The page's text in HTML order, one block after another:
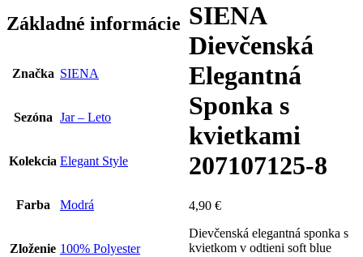
SIENA
Dievčenská
Elegantná
Sponka s
kvietkami
207107125-8
4,90 €
Dievčenská elegantná sponka s
kvietkom v odtieni soft blue
Základné informácie
Značka SIENA
Sezóna Jar – Leto
Kolekcia Elegant Style
Farba Modrá
Zloženie 100% Polyester